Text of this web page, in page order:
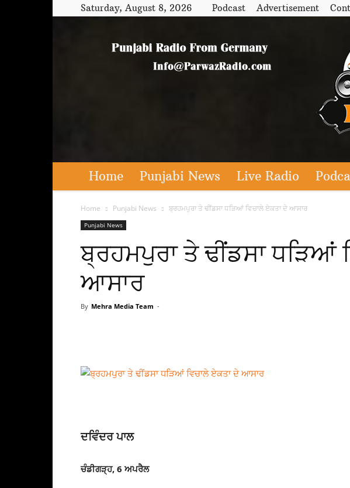
Saturday, August 8, 2026 Podcast Advertisement
Home Punjabi News Live Radio
Home Punjabi News ਬ੍ਰਹਮਪੁਰਾ ਤੇ ਢੀਂਡਸਾ ਧੜਿਆਂ ਵਿਚਾਲੇ ਏਕਤਾ ਦੇ ਆਸਾਰ
Punjabi News
ਬ੍ਰਹਮਪੁਰਾ ਤੇ ਢੀਂਡਸਾ ਧੜਿਆਂ
ਆਸਾਰ
By Mehra Media Team -
ਦਵਿੰਦਰ ਪਾਲ
ਚੰਡੀਗੜ੍ਹ, 6 ਅਪਰੈਲ